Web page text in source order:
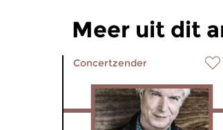
Meer uit dit
Concertzender